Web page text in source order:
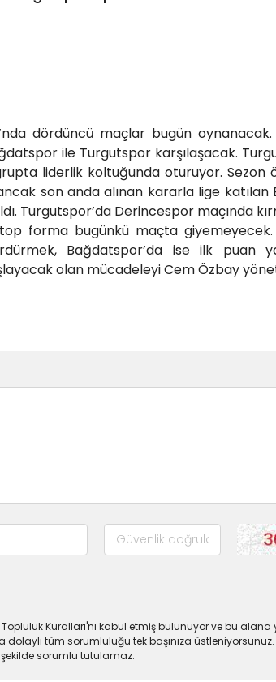
dördüncü maçlar bugün
ile Turgutspor karşılaşacak.
liderlik koltuğunda oturuyor. Sezon
son anda alınan kararla lige katılan
Turgutspor’da Derincespor maçında
forma bugünkü maçta giyemeyecek.
Bağdatspor’da ise ilk puan
olan mücadeleyi Cem Özbay
Kuralları'nı kabul etmiş bulunuyor ve bu alana
tüm sorumluluğu tek başınıza üstleniyorsunuz.
sorumlu tutulamaz.